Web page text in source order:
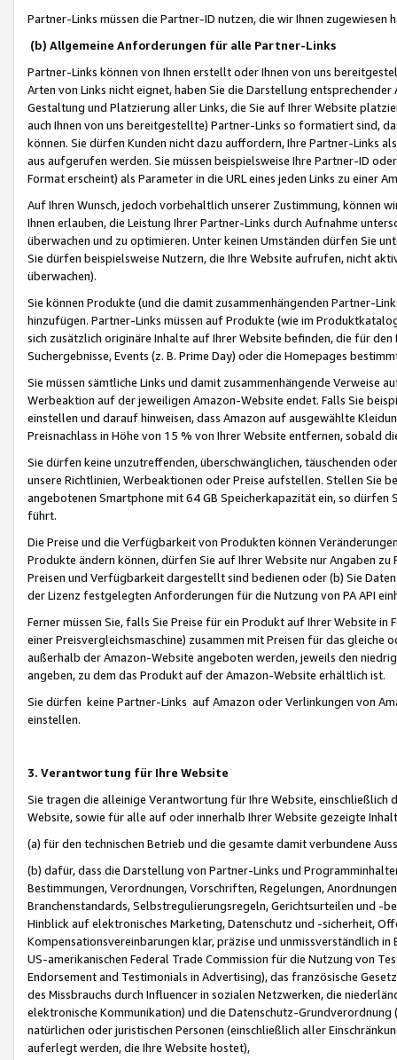
Partner-Links müssen die Partner-ID nutzen, die wir Ihnen zugewiesen
(b) Allgemeine Anforderungen für alle Partner-Links
Partner-Links können von Ihnen erstellt oder Ihnen von uns
Arten von Links nicht eignet, haben Sie die Darstellung
Gestaltung und Platzierung aller Links, die Sie auf Ihrer Website
auch Ihnen von uns bereitgestellte) Partner-Links so formatiert sind,
können. Sie dürfen Kunden nicht dazu auffordern, Ihre Partner-Links
aus aufgerufen werden. Sie müssen beispielsweise Ihre Partner-ID
Format erscheint) als Parameter in die URL eines jeden Links zu einer
Auf Ihren Wunsch, jedoch vorbehaltlich unserer Zustimmung, können
Ihnen erlauben, die Leistung Ihrer Partner-Links durch Aufnahme
überwachen und zu optimieren. Unter keinen Umständen dürfen Sie
Sie dürfen beispielsweise Nutzern, die Ihre Website aufrufen, nicht
überwachen).
Sie können Produkte (und die damit zusammenhängenden Partner-
hinzufügen. Partner-Links müssen auf Produkte (wie im
sich zusätzlich originäre Inhalte auf Ihrer Website befinden, die für
Suchergebnisse, Events (z. B. Prime Day) oder die Homepages
Sie müssen sämtliche Links und damit zusammenhängende
Werbeaktion auf der jeweiligen Amazon-Website endet. Falls Sie
einstellen und darauf hinweisen, dass Amazon auf ausgewählte
Preisnachlass in Höhe von 15 % von Ihrer Website entfernen, sobald
Sie dürfen keine unzutreffenden, überschwänglichen, täuschenden
unsere Richtlinien, Werbeaktionen oder Preise aufstellen. Stellen Sie
angebotenen Smartphone mit 64 GB Speicherkapazität ein, so dürfen
führt.
Die Preise und die Verfügbarkeit von Produkten können
Produkte ändern können, dürfen Sie auf Ihrer Website nur Angaben
Preisen und Verfügbarkeit dargestellt sind bedienen oder (b) Sie
der Lizenz festgelegten Anforderungen für die Nutzung von PA API
Ferner müssen Sie, falls Sie Preise für ein Produkt auf Ihrer Website
einer Preisvergleichsmaschine) zusammen mit Preisen für das
außerhalb der Amazon-Website angeboten werden, jeweils den
angeben, zu dem das Produkt auf der Amazon-Website erhältlich ist.
Sie dürfen keine Partner-Links auf Amazon oder Verlinkungen von
einstellen.
3. Verantwortung für Ihre Website
Sie tragen die alleinige Verantwortung für Ihre Website,
Website, sowie für alle auf oder innerhalb Ihrer Website gezeigte
(a) für den technischen Betrieb und die gesamte damit verbundene
(b) dafür, dass die Darstellung von Partner-Links und
Bestimmungen, Verordnungen, Vorschriften, Regelungen,
Branchenstandards, Selbstregulierungsregeln, Gerichtsurteilen und -
Hinblick auf elektronisches Marketing, Datenschutz und -sicherheit,
Kompensationsvereinbarungen klar, präzise und unmissverständlich
US-amerikanischen Federal Trade Commission für die Nutzung von
Endorsement and Testimonials in Advertising), das französische
des Missbrauchs durch Influencer in sozialen Netzwerken, die
elektronische Kommunikation) und die Datenschutz-
natürlichen oder juristischen Personen (einschließlich aller
auferlegt werden, die Ihre Website hostet),